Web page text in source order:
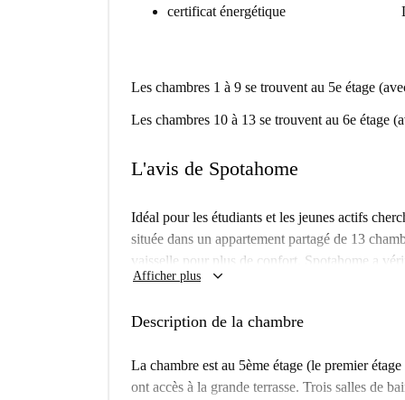
certificat énergétique
Les chambres 1 à 9 se trouvent au 5e étage
Les chambres 10 à 13 se trouvent au 6e étage
L'avis de Spotahome
Idéal pour les étudiants et les jeunes actifs
située dans un appartement partagé de 13
vaisselle pour plus de confort. Spotahome a
standing. Les couples ne sont pas admis, mais
Situé dans un quartier animé de Berlin, vous
restaurants comme Block House et Prime
quartier offre une excellente accessibilité et
Afficher plus keyboard_arrow_down
Description de la chambre
La chambre est au 5ème étage (le premier
ont accès à la grande terrasse. Trois salles de